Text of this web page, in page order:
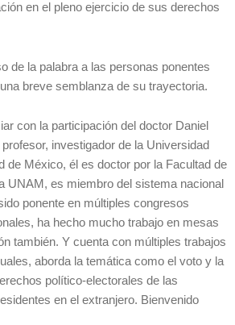
en el pleno ejercicio de sus derechos
de la palabra a las personas ponentes
breve semblanza de su trayectoria.
con la participación del doctor Daniel
investigador de la Universidad
de México, él es doctor por la Facultad de
UNAM, es miembro del sistema nacional
ponente en múltiples congresos
ha hecho mucho trabajo en mesas
también. Y cuenta con múltiples trabajos
aborda la temática como el voto y la
político-electorales de las
en el extranjero. Bienvenido